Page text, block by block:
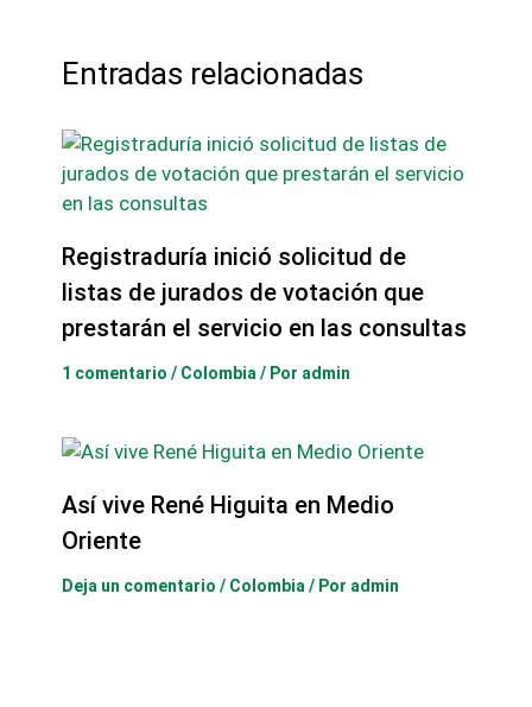
Entradas relacionadas
Registraduría inició solicitud de
listas de jurados de votación que
prestarán el servicio en las consultas
1 comentario / Colombia / Por admin
Así vive René Higuita en Medio
Oriente
Deja un comentario / Colombia / Por admin